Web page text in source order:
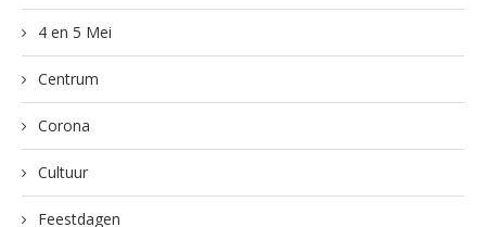
4 en 5 Mei
Centrum
Corona
Cultuur
Feestdagen